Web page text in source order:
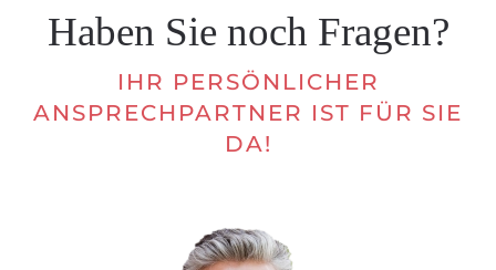
Haben Sie noch Fragen?
IHR PERSÖNLICHER
ANSPRECHPARTNER IST FÜR SIE
DA!